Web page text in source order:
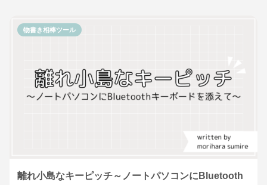
離れ小島なキーピッチ～ノートパソコンにBluetooth
物書き相棒ツール